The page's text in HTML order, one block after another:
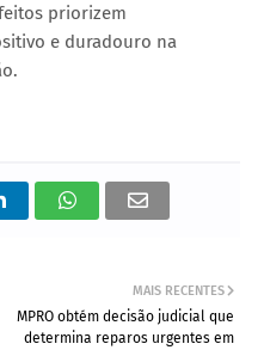
priorizem
e duradouro na
MAIS RECENTES
MPRO obtém decisão judicial que
determina reparos urgentes em